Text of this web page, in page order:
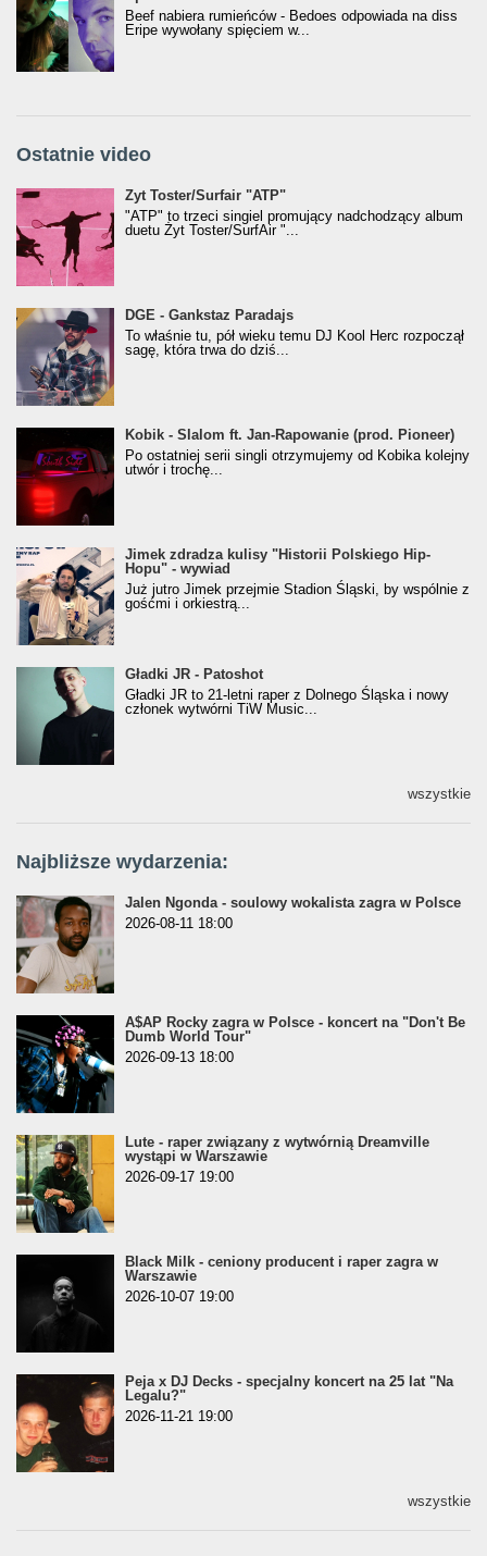
Beef nabiera rumieńców - Bedoes odpowiada na diss
Eripe wywołany spięciem w...
Ostatnie video
Żyt Toster/SurfAir - ATP VIDEO
Żyt Toster/Surfair "ATP"
"ATP" to trzeci singiel promujący nadchodzący album
duetu Żyt Toster/SurfAir "...
donGURALesko z nagrodą za
Klasyczny/Trueschoolowy Album Roku
(Popkillery 2023)
DGE - Gankstaz Paradajs
To właśnie tu, pół wieku temu DJ Kool Herc rozpoczął
sagę, która trwa do dziś...
Kobik - Slalom ft. Jan-Rapowanie (prod. Pioneer)
[Official Music Visualiser]
Kobik - Slalom ft. Jan-Rapowanie (prod. Pioneer)
Po ostatniej serii singli otrzymujemy od Kobika kolejny
utwór i trochę...
Jimek zdradza kulisy "Historii Polskiego Hip-
Hopu" - wywiad
Jimek zdradza kulisy "Historii Polskiego Hip-
Hopu" - wywiad
Już jutro Jimek przejmie Stadion Śląski, by wspólnie z
gośćmi i orkiestrą...
Gładki JR - Patoshot
Gładki JR - Patoshot
Gładki JR to 21-letni raper z Dolnego Śląska i nowy
członek wytwórni TiW Music...
wszystkie
Najbliższe wydarzenia:
Jalen Ngonda - soulowy wokalista zagra w Polsce
2026-08-11 18:00
A$AP Rocky zagra w Polsce - koncert na "Don't Be
Dumb World Tour"
2026-09-13 18:00
Lute - raper związany z wytwórnią Dreamville
wystąpi w Warszawie
2026-09-17 19:00
Black Milk - ceniony producent i raper zagra w
Warszawie
2026-10-07 19:00
Peja x DJ Decks - specjalny koncert na 25 lat "Na
Legalu?"
2026-11-21 19:00
wszystkie